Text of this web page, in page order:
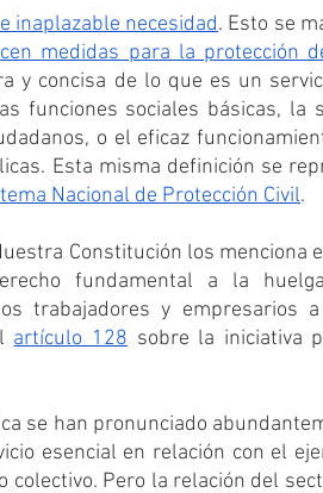
inaplazable necesidad. Esto se
medidas para la protección
y concisa de lo que es un
funciones sociales básicas, la
o el eficaz
Esta misma definición se
Nacional de Protección Civil.
fundamental a la
trabajadores y empresarios
artículo 128 sobre la iniciativa
se han pronunciado
esencial en relación con el
colectivo. Pero la relación del